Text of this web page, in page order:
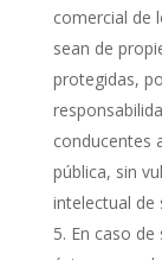
comercial de
sean de
protegidas,
conducentes
pública, sin
intelectual de
En caso